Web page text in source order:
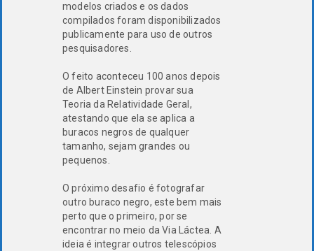
modelos criados e os dados
compilados foram disponibilizados
publicamente para uso de outros
pesquisadores.
O feito aconteceu 100 anos depois
de Albert Einstein provar sua
Teoria da Relatividade Geral,
atestando que ela se aplica a
buracos negros de qualquer
tamanho, sejam grandes ou
pequenos.
O próximo desafio é fotografar
outro buraco negro, este bem mais
perto que o primeiro, por se
encontrar no meio da Via Láctea. A
ideia é integrar outros telescópios